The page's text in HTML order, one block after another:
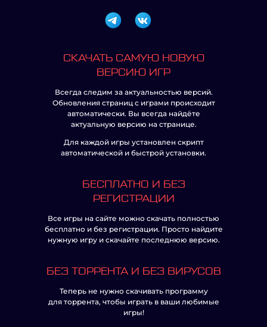
СКАЧАТЬ САМУЮ НОВУЮ
ВЕРСИЮ ИГР
Всегда следим за актуальностью версий.
Обновления страниц с играми происходит
автоматически. Вы всегда найдёте
актуальную версию на странице.
Для каждой игры установлен скрипт
автоматической и быстрой установки.
БЕСПЛАТНО И БЕЗ
РЕГИСТРАЦИИ
Все игры на сайте можно скачать полностью
бесплатно и без регистрации. Просто найдите
нужную игру и скачайте последнюю версию.
БЕЗ ТОРРЕНТА И БЕЗ ВИРУСОВ
Теперь не нужно скачивать программу
для торрента, чтобы играть в ваши любимые
игры!